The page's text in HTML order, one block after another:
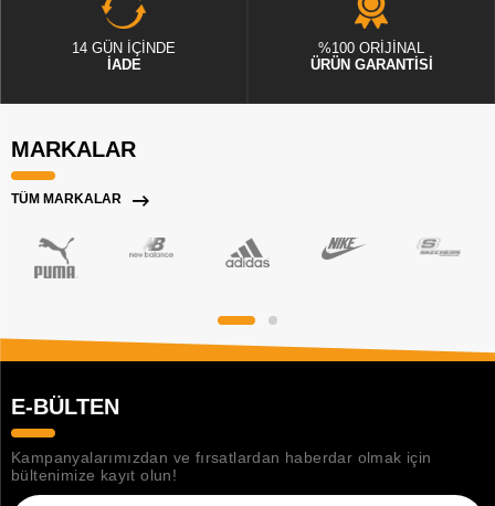
14 GÜN İÇİNDE
İADE
%100 ORİJİNAL
ÜRÜN GARANTİSİ
MARKALAR
TÜM MARKALAR
E-BÜLTEN
Kampanyalarımızdan ve fırsatlardan haberdar olmak için
bültenimize kayıt olun!